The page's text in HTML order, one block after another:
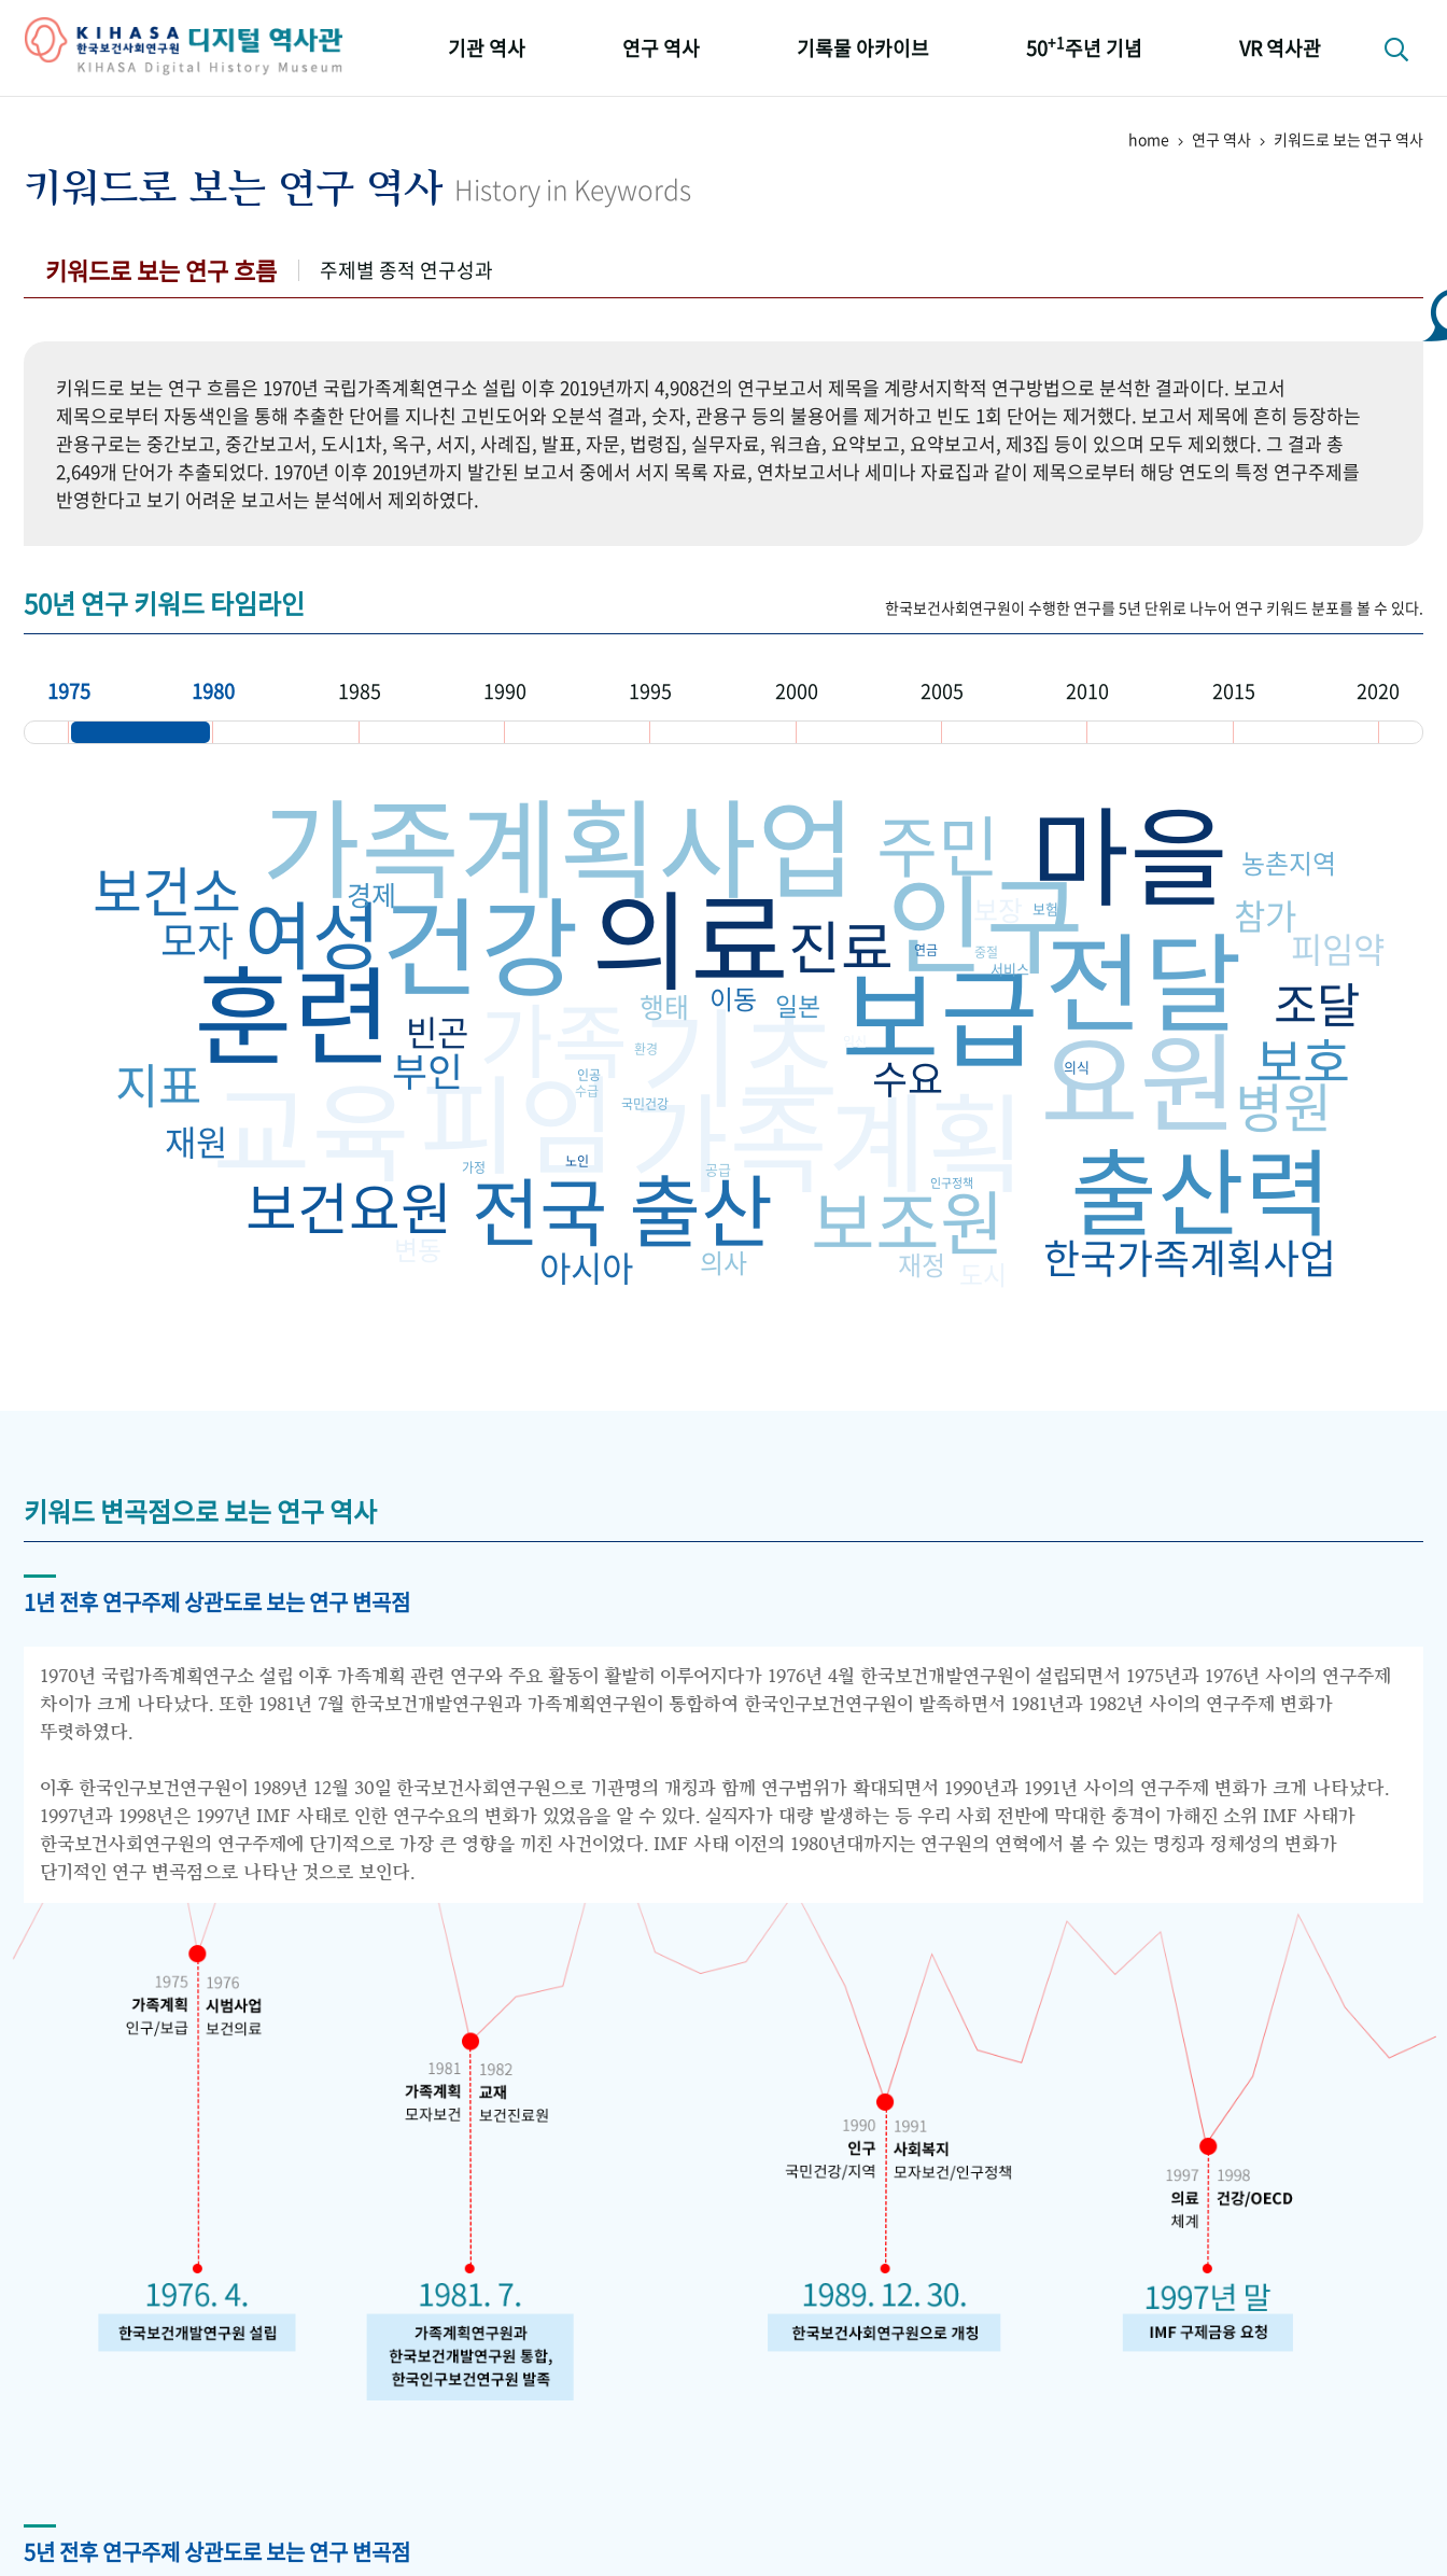
기관 역사
연구원 사람들
연구 역사
키워드로 보는 연구 역사
기록물 아카이브 50+1주년 기념 VR 역사관
home 연구 역사 키워드로 보는 연구 역사
키워드로 보는 연구 역사 History in Keywords
키워드로 보는 연구 흐름 주제별 종적 연구성과
키워드로 보는 연구 흐름은 1970년 국립가족계획연구소 설립 이후 2019년까지 4,908건의 연구보고서 제목을 계량서지학적 연구방법으로 분석한 결과이다. 보고서
제목으로부터 자동색인을 통해 추출한 단어를 지나친 고빈도어와 오분석 결과, 숫자, 관용구 등의 불용어를 제거하고 빈도 1회 단어는 제거했다. 보고서 제목에 흔히 등장하는
관용구로는 중간보고, 중간보고서, 도시1차, 옥구, 서지, 사례집, 발표, 자문, 법령집, 실무자료, 워크숍, 요약보고, 요약보고서, 제3집 등이 있으며 모두 제외했다. 그 결과 총
2,649개 단어가 추출되었다. 1970년 이후 2019년까지 발간된 보고서 중에서 서지 목록 자료, 연차보고서나 세미나 자료집과 같이 제목으로부터 해당 연도의 특정 연구주제를
반영한다고 보기 어려운 보고서는 분석에서 제외하였다.
50년 연구 키워드 타임라인 한국보건사회연구원이 수행한 연구를 5년 단위로 나누어 연구 키워드 분포를 볼 수 있다.
1975 1980 1985 1990 1995 2000 2005 2010 2015 2020
인구
의료
기초
전달
가족계획
가족계획사업
피임
보급
건강
교육
요원
훈련
마을
출산력
가족
출산
전국
여성
보조원
주민
진료
보건요원
보건소
병원
보호
지표
조달
한국가족계획사업
모자
수요
부인
아시아
참가
빈곤
피임약
재원
경제
행태 이동
재정
농촌지역
의사
일본
서비스
공급
보험
의식
가정
연금
노인
국민건강
수급
환경
인공
중절
인구정책
키워드 변곡점으로 보는 연구 역사
1년 전후 연구주제 상관도로 보는 연구 변곡점
1970년 국립가족계획연구소 설립 이후 가족계획 관련 연구와 주요 활동이 활발히 이루어지다가 1976년 4월 한국보건개발연구원이 설립되면서 1975년과 1976년 사이의 연구주제
차이가 크게 나타났다. 또한 1981년 7월 한국보건개발연구원과 가족계획연구원이 통합하여 한국인구보건연구원이 발족하면서 1981년과 1982년 사이의 연구주제 변화가
뚜렷하였다.
이후 한국인구보건연구원이 1989년 12월 30일 한국보건사회연구원으로 기관명의 개칭과 함께 연구범위가 확대되면서 1990년과 1991년 사이의 연구주제 변화가 크게 나타났다.
1997년과 1998년은 1997년 IMF 사태로 인한 연구수요의 변화가 있었음을 알 수 있다. 실직자가 대량 발생하는 등 우리 사회 전반에 막대한 충격이 가해진 소위 IMF 사태가
한국보건사회연구원의 연구주제에 단기적으로 가장 큰 영향을 끼친 사건이었다. IMF 사태 이전의 1980년대까지는 연구원의 연혁에서 볼 수 있는 명칭과 정체성의 변화가
단기적인 연구 변곡점으로 나타난 것으로 보인다.
5년 전후 연구주제 상관도로 보는 연구 변곡점